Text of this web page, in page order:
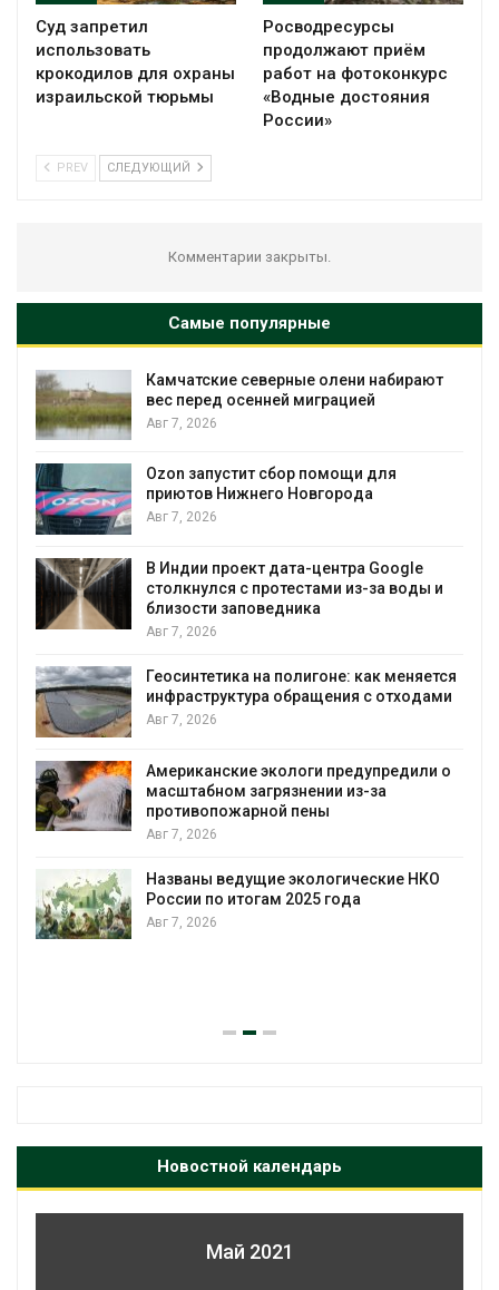
Суд запретил
использовать
крокодилов для охраны
израильской тюрьмы
Росводресурсы
продолжают приём
работ на фотоконкурс
«Водные достояния
России»
PREV СЛЕДУЮЩИЙ
Комментарии закрыты.
Самые популярные
Камчатские северные олени набирают
вес перед осенней миграцией
Авг 7, 2026
Ozon запустит сбор помощи для
приютов Нижнего Новгорода
Авг 7, 2026
В Индии проект дата-центра Google
столкнулся с протестами из-за воды и
близости заповедника
Авг 7, 2026
Геосинтетика на полигоне: как меняется
инфраструктура обращения с отходами
Авг 7, 2026
Американские экологи предупредили о
масштабном загрязнении из-за
противопожарной пены
Авг 7, 2026
Названы ведущие экологические НКО
России по итогам 2025 года
Авг 7, 2026
Новостной календарь
Май 2021